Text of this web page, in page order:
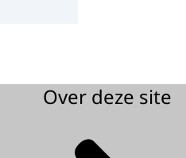
Over deze site